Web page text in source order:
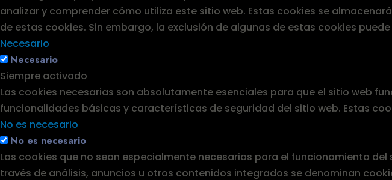
analizar y comprender cómo utiliza este sitio web. Estas cookies se
de estas cookies. Sin embargo, la exclusión de algunas de estas cookies
Necesario
Necesario
Siempre activado
Las cookies necesarias son absolutamente esenciales para que el sitio web
funcionalidades básicas y características de seguridad del sitio web. Estas
No es necesario
No es necesario
Las cookies que no sean especialmente necesarias para el funcionamiento
través de análisis, anuncios u otros contenidos integrados se denominan